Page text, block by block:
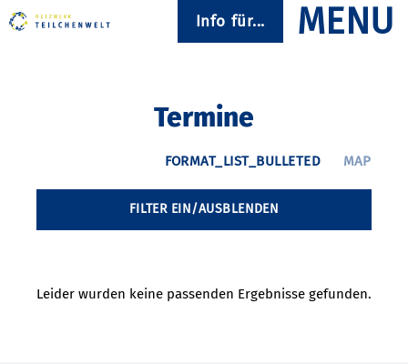
Info für...
Termine
FILTER EIN/AUSBLENDEN
Leider wurden keine passenden Ergebnisse gefunden.